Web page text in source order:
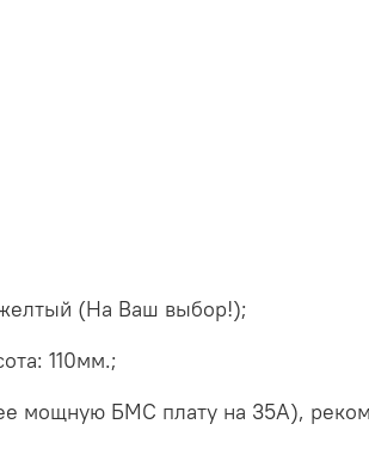
(На Ваш выбор!);
110мм.;
мощную БМС плату на 35А),